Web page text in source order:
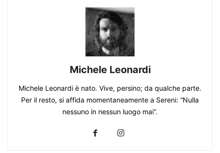
Michele Leonardi
Michele Leonardi è nato. Vive, persino; da qualche parte.
Per il resto, si affida momentaneamente a Sereni: “Nulla
nessuno in nessun luogo mai”.